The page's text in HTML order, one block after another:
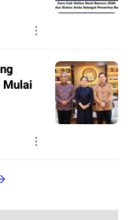
Mulai